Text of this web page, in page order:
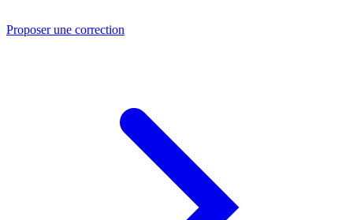
Proposer une correction